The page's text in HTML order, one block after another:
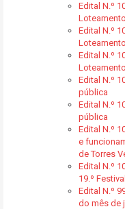
Edital N.º
Loteamento
Edital N.º
Loteamento
Edital N.º
Loteamento
Edital N.º
pública
Edital N.º
pública
Edital N.º
e
de Torres
Edital N.º
19.º
Edital N.º
do mês de